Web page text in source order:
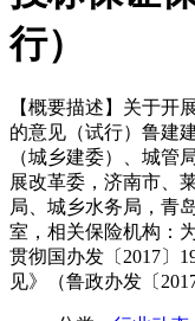
行）
【概要描述】 关于开
的意见（试行）鲁建
（城乡建委）、城管
展改革委，济南市、
局、城乡水务局，青
室，相关保险机构：
贯彻国办发〔2017〕
见》（鲁政办发〔2017